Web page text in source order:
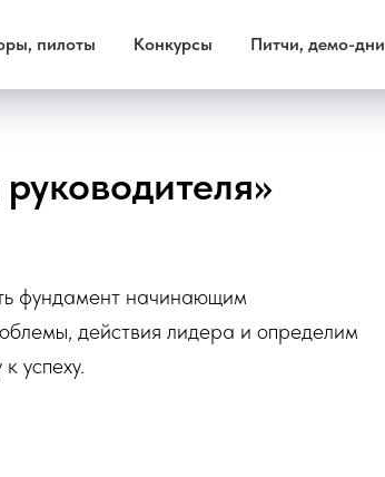
пилоты Конкурсы Питчи, демо-дни
фундамент начинающим
действия лидера и определим
успеху.